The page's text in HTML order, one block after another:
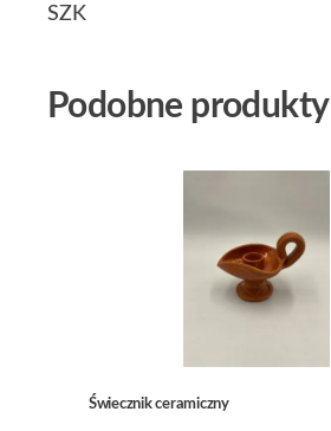
SZK
Podobne produkty
Świecznik ceramiczny